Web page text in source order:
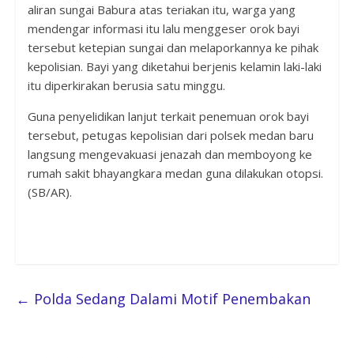
aliran sungai Babura atas teriakan itu, warga yang
mendengar informasi itu lalu menggeser orok bayi
tersebut ketepian sungai dan melaporkannya ke pihak
kepolisian. Bayi yang diketahui berjenis kelamin laki-laki
itu diperkirakan berusia satu minggu.
Guna penyelidikan lanjut terkait penemuan orok bayi
tersebut, petugas kepolisian dari polsek medan baru
langsung mengevakuasi jenazah dan memboyong ke
rumah sakit bhayangkara medan guna dilakukan otopsi.
(SB/AR).
← Polda Sedang Dalami Motif Penembakan